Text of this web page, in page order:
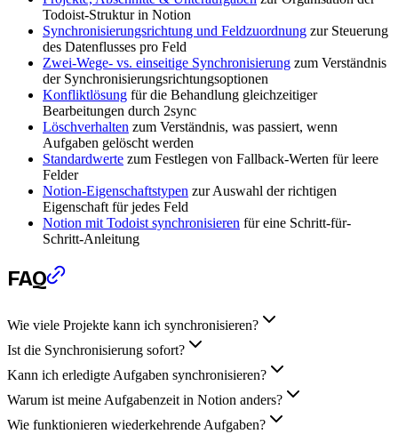
Todoist-Struktur in Notion
Synchronisierungsrichtung und Feldzuordnung zur Steuerung
des Datenflusses pro Feld
Zwei-Wege- vs. einseitige Synchronisierung zum Verständnis
der Synchronisierungsrichtungsoptionen
Konfliktlösung für die Behandlung gleichzeitiger
Bearbeitungen durch 2sync
Löschverhalten zum Verständnis, was passiert, wenn
Aufgaben gelöscht werden
Standardwerte zum Festlegen von Fallback-Werten für leere
Felder
Notion-Eigenschaftstypen zur Auswahl der richtigen
Eigenschaft für jedes Feld
Notion mit Todoist synchronisieren für eine Schritt-für-
Schritt-Anleitung
FAQ
Wie viele Projekte kann ich synchronisieren?
Ist die Synchronisierung sofort?
Kann ich erledigte Aufgaben synchronisieren?
Warum ist meine Aufgabenzeit in Notion anders?
Wie funktionieren wiederkehrende Aufgaben?